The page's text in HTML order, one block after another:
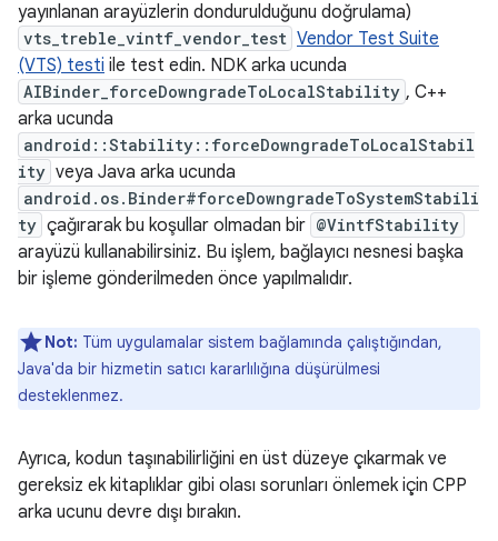
yayınlanan arayüzlerin dondurulduğunu doğrulama)
vts_treble_vintf_vendor_test Vendor Test Suite
(VTS) testi ile test edin. NDK arka ucunda
AIBinder_forceDowngradeToLocalStability , C++
arka ucunda
android::Stability::forceDowngradeToLocalStabil
ity veya Java arka ucunda
android.os.Binder#forceDowngradeToSystemStabili
ty çağırarak bu koşullar olmadan bir @VintfStability
arayüzü kullanabilirsiniz. Bu işlem, bağlayıcı nesnesi başka
bir işleme gönderilmeden önce yapılmalıdır.
Not: Tüm uygulamalar sistem bağlamında çalıştığından,
Java'da bir hizmetin satıcı kararlılığına düşürülmesi
desteklenmez.
Ayrıca, kodun taşınabilirliğini en üst düzeye çıkarmak ve
gereksiz ek kitaplıklar gibi olası sorunları önlemek için CPP
arka ucunu devre dışı bırakın.